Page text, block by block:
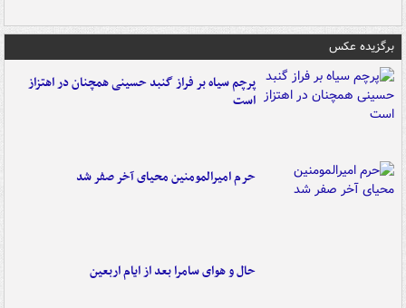
برگزیده عکس
پرچم سیاه بر فراز گنبد حسینی همچنان در اهتزاز
است
حرم امیرالمومنین محیای آخر صفر شد
حال و هوای سامرا بعد از ایام اربعین